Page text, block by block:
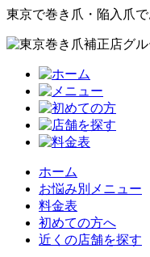
東京で巻き爪・陥入爪
ホーム
お悩み別メニュー
料金表
初めての方へ
近くの店舗を探す